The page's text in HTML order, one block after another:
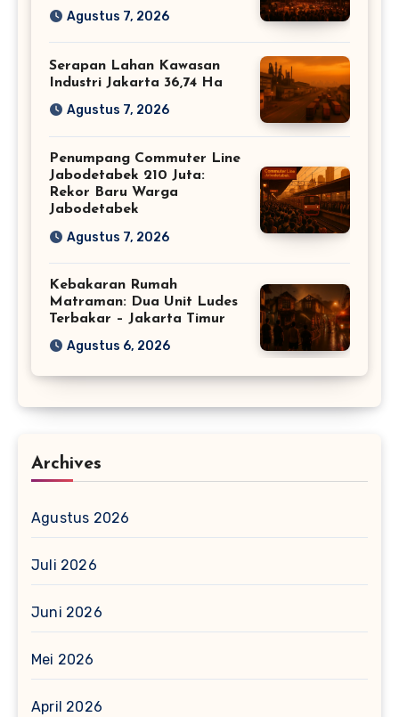
Agustus 7, 2026
Serapan Lahan Kawasan
Industri Jakarta 36,74 Ha
Agustus 7, 2026
Penumpang Commuter Line
Jabodetabek 210 Juta:
Rekor Baru Warga
Jabodetabek
Agustus 7, 2026
Kebakaran Rumah
Matraman: Dua Unit Ludes
Terbakar – Jakarta Timur
Agustus 6, 2026
Archives
Agustus 2026
Juli 2026
Juni 2026
Mei 2026
April 2026